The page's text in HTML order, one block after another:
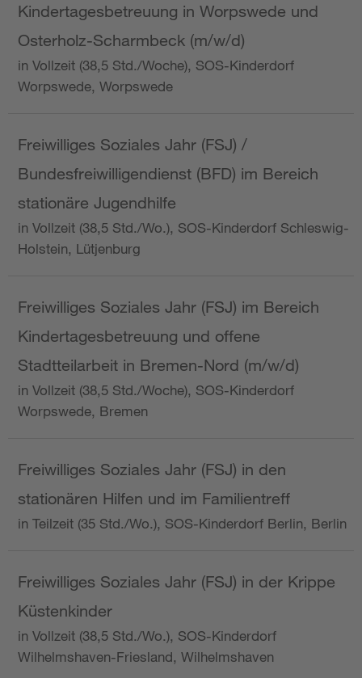
Kindertagesbetreuung in Worpswede und
Osterholz-Scharmbeck (m/w/d)
in Vollzeit (38,5 Std./Woche), SOS-Kinderdorf
Worpswede, Worpswede
Freiwilliges Soziales Jahr (FSJ) /
Bundesfreiwilligendienst (BFD) im Bereich
stationäre Jugendhilfe
in Vollzeit (38,5 Std./Wo.), SOS-Kinderdorf Schleswig-
Holstein, Lütjenburg
Freiwilliges Soziales Jahr (FSJ) im Bereich
Kindertagesbetreuung und offene
Stadtteilarbeit in Bremen-Nord (m/w/d)
in Vollzeit (38,5 Std./Woche), SOS-Kinderdorf
Worpswede, Bremen
Freiwilliges Soziales Jahr (FSJ) in den
stationären Hilfen und im Familientreff
in Teilzeit (35 Std./Wo.), SOS-Kinderdorf Berlin, Berlin
Freiwilliges Soziales Jahr (FSJ) in der Krippe
Küstenkinder
in Vollzeit (38,5 Std./Wo.), SOS-Kinderdorf
Wilhelmshaven-Friesland, Wilhelmshaven